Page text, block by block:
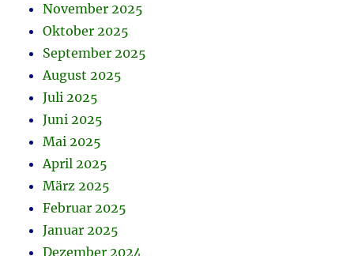
November 2025
Oktober 2025
September 2025
August 2025
Juli 2025
Juni 2025
Mai 2025
April 2025
März 2025
Februar 2025
Januar 2025
Dezember 2024